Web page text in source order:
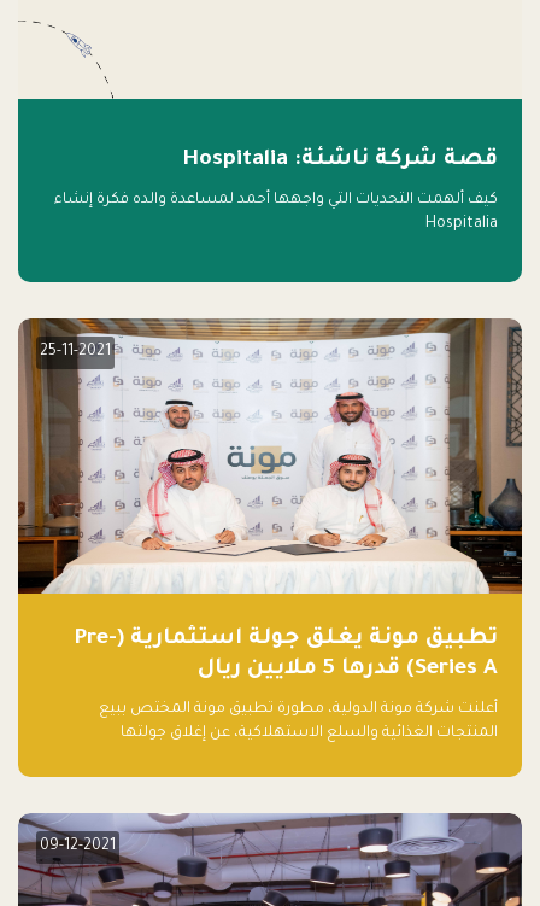
قصة شركة ناشئة: Hospitalia
كيف ألهمت التحديات التي واجهها أحمد لمساعدة والده فكرة إنشاء
Hospitalia
25-11-2021
تطبيق مونة يغلق جولة استثمارية (Pre-
Series A) قدرها 5 ملايين ريال
أعلنت شركة مونة الدولية، مطورة تطبيق مونة المختص ببيع
المنتجات الغذائية والسلع الاستهلاكية، عن إغلاق جولتها
دولار أمريكي)، بقيادة شركتي دعم المنشآت المحدودة وتسارع القابضة
09-12-2021